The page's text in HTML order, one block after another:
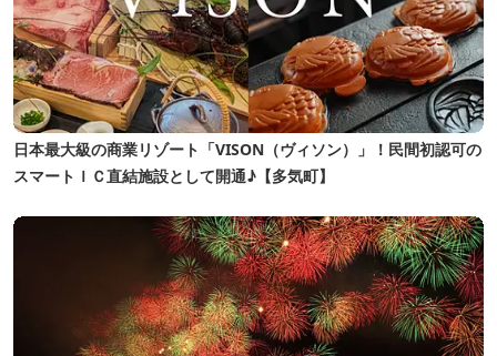
日本最大級の商業リゾート「VISON（ヴィソン）」！民間初認可の
スマートＩＣ直結施設として開通♪【多気町】